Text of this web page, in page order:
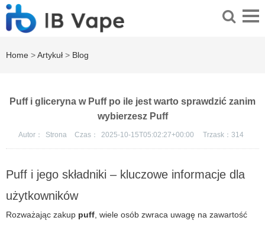
Home >Artykuł > Blog
Puff i gliceryna w Puff po ile jest warto sprawdzić zanim
wybierzesz Puff
Autor： Strona Czas： 2025-10-15T05:02:27+00:00 Trzask： 314
Puff i jego składniki – kluczowe informacje dla
użytkowników
Rozważając zakup puff, wiele osób zwraca uwagę na zawartość